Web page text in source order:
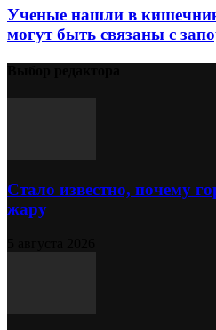
Ученые нашли в
могут быть связаны с
Стало известно, почему
жару